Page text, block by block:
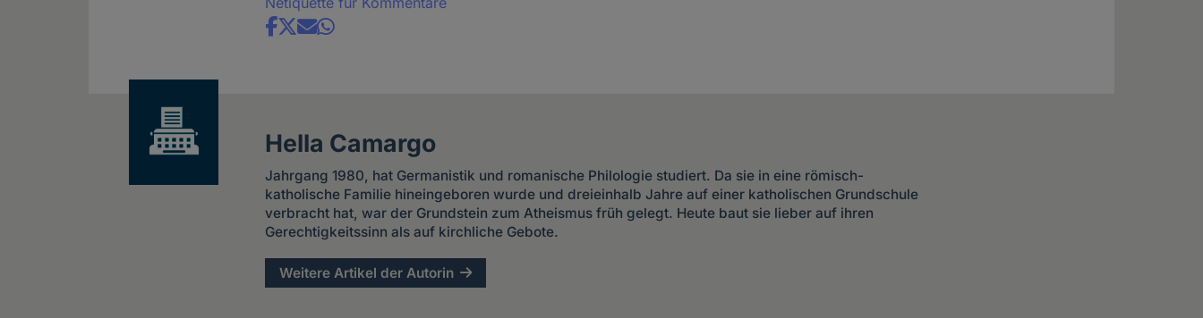
Share
Hella Camargo
Jahrgang 1980, hat Germanistik und romanische Philologie studiert. Da sie in eine römisch-
katholische Familie hineingeboren wurde und dreieinhalb Jahre auf einer katholischen Grundschule
verbracht hat, war der Grundstein zum Atheismus früh gelegt. Heute baut sie lieber auf ihren
Gerechtigkeitssinn als auf kirchliche Gebote.
Weitere Artikel der Autorin